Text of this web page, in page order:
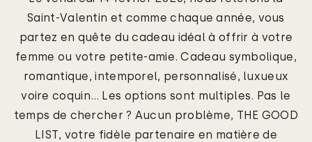
Saint-Valentin et comme chaque année, vous
partez en quête du cadeau idéal à offrir à votre
femme ou votre petite-amie. Cadeau symbolique,
romantique, intemporel, personnalisé, luxueux
voire coquin… Les options sont multiples. Pas le
temps de chercher ? Aucun problème, THE GOOD
LIST, votre fidèle partenaire en matière de